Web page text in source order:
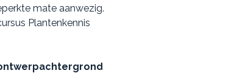
mate aanwezig.
Plantenkennis